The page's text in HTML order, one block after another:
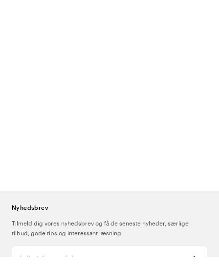
Nyhedsbrev
Tilmeld dig vores nyhedsbrev og få de seneste nyheder, særlige
tilbud, gode tips og interessant læsning